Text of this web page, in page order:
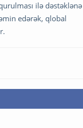
ilə dəstəklənə
edərək, qlobal